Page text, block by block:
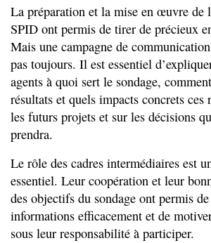
La préparation et la mise en œuvre de
SPID ont permis de tirer de précieux
Mais une campagne de
pas toujours. Il est essentiel
agents à quoi sert le sondage,
résultats et quels impacts concrets ces
les futurs projets et sur les décisions
prendra.
Le rôle des cadres intermédiaires est
essentiel. Leur coopération et leur
des objectifs du sondage ont permis
informations efficacement et de
sous leur responsabilité à participer.